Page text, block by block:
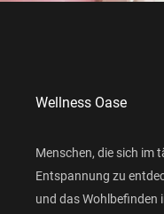
Wellness Oase
Menschen, die sich im
Entspannung zu
und das Wohlbefinden